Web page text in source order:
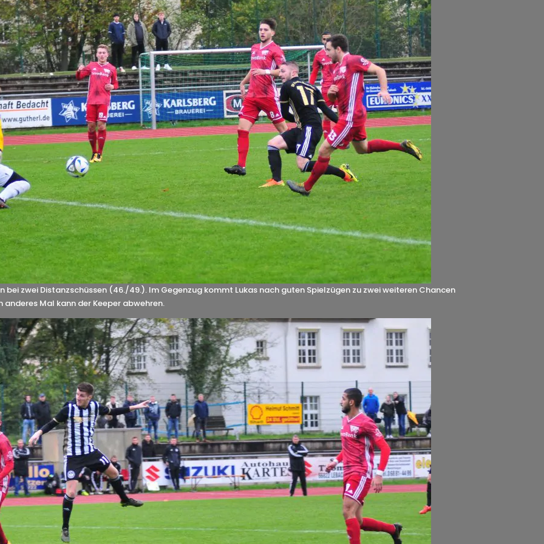
zwei Distanzschüssen (46./49.). Im Gegenzug kommt Lukas nach guten Spielzügen zu zwei weiteren Chancen
Mal kann der Keeper abwehren.